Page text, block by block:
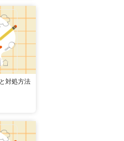
対処方法